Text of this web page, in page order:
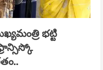
భట్టి